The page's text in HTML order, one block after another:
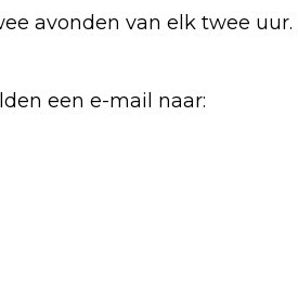
avonden van elk twee
een e-mail naar: